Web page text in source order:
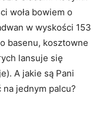
woła bowiem o
w wyskości 153
basenu, kosztowne
lansuje się
A jakie są Pani
jednym palcu?